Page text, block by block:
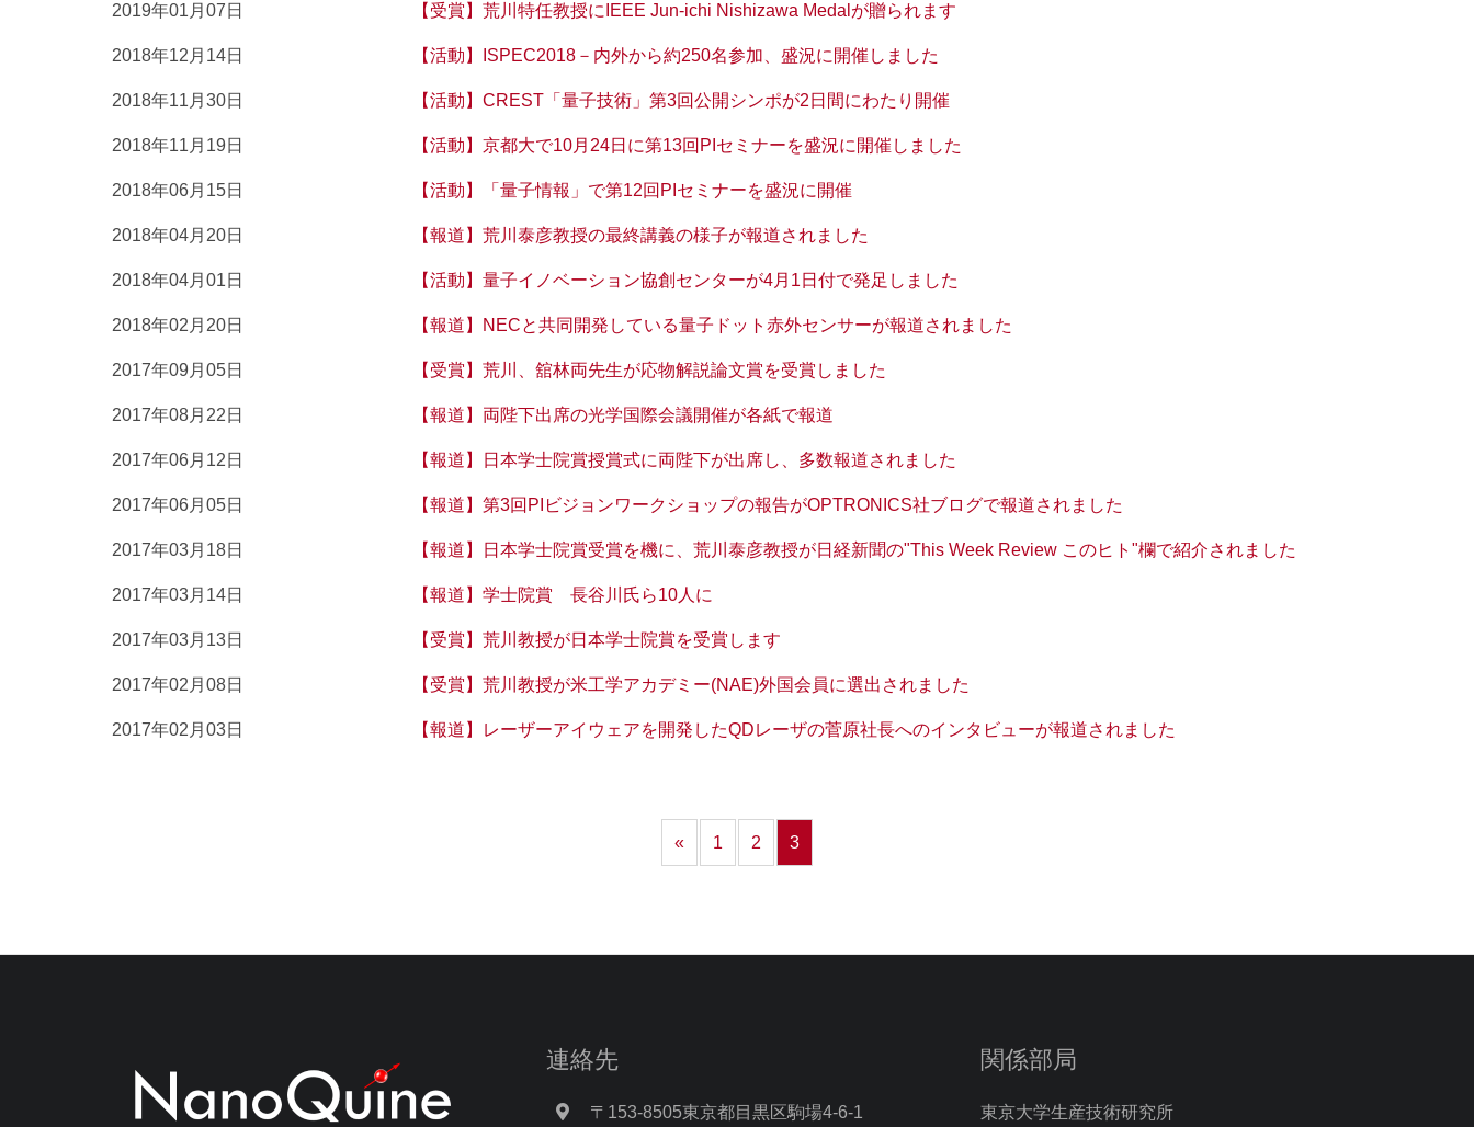
2019年01月07日 【受賞】荒川特任教授にIEEE Jun-ichi Nishizawa Medalが贈られます
2018年12月14日 【活動】 ISPEC2018－内外から約250名参加、盛況に開催しました
2018年11月30日 【活動】CREST「量子技術」第3回公開シンポが2日間にわたり開催
2018年11月19日 【活動】京都大で10月24日に第13回PIセミナーを盛況に開催しました
2018年06月15日 【活動】 「量子情報」で第12回PIセミナーを盛況に開催
2018年04月20日 【報道】荒川泰彦教授の最終講義の様子が報道されました
2018年04月01日 【活動】量子イノベーション協創センターが4月1日付で発足しました
2018年02月20日 【報道】 NECと共同開発している量子ドット赤外センサーが報道されました
2017年09月05日 【受賞】荒川、舘林両先生が応物解説論文賞を受賞しました
2017年08月22日 【報道】 両陛下出席の光学国際会議開催が各紙で報道
2017年06月12日 【報道】 日本学士院賞授賞式に両陛下が出席し、多数報道されました
2017年06月05日 【報道】第3回PIビジョンワークショップの報告がOPTRONICS社ブログで報道されました
2017年03月18日 【報道】 日本学士院賞受賞を機に、荒川泰彦教授が日経新聞の"This Week Review このヒト"欄で紹介されました
2017年03月14日 【報道】学士院賞 長谷川氏ら10人に
2017年03月13日 【受賞】荒川教授が日本学士院賞を受賞します
2017年02月08日 【受賞】荒川教授が米工学アカデミー(NAE)外国会員に選出されました
2017年02月03日 【報道】 レーザーアイウェアを開発したQDレーザの菅原社長へのインタビューが報道されました
« 1 2 3
連絡先
〒153-8505東京都目黒区駒場4-6-1
関係部局
東京大学生産技術研究所